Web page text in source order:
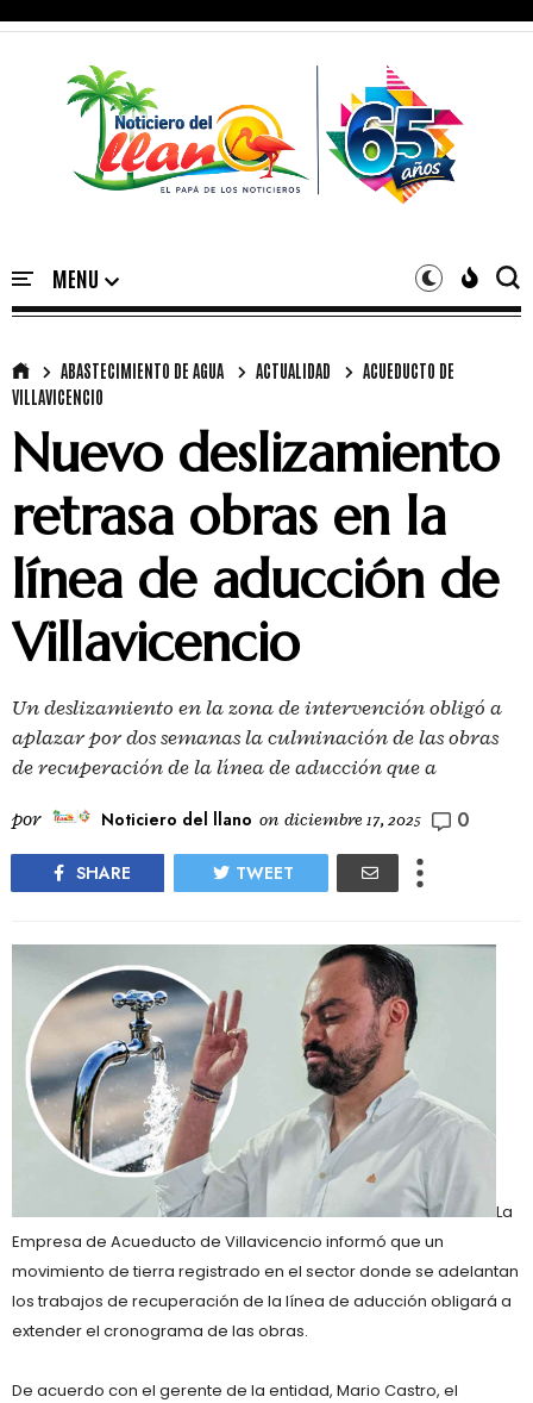
ABASTECIMIENTO DE AGUA ACTUALIDAD
ACUEDUCTO DE
VILLAVICENCIO
Nuevo deslizamiento
retrasa obras en la
línea de aducción de
Villavicencio
Un deslizamiento en la zona de intervención obligó a
aplazar por dos semanas la culminación de las obras
de recuperación de la línea de aducción que a
por Noticiero del llano on diciembre 17, 2025 0
SHARE TWEET
La
Empresa de Acueducto de Villavicencio informó que un
movimiento de tierra registrado en el sector donde se adelantan
los trabajos de recuperación de la línea de aducción obligará a
extender el cronograma de las obras.
De acuerdo con el gerente de la entidad, Mario Castro, el